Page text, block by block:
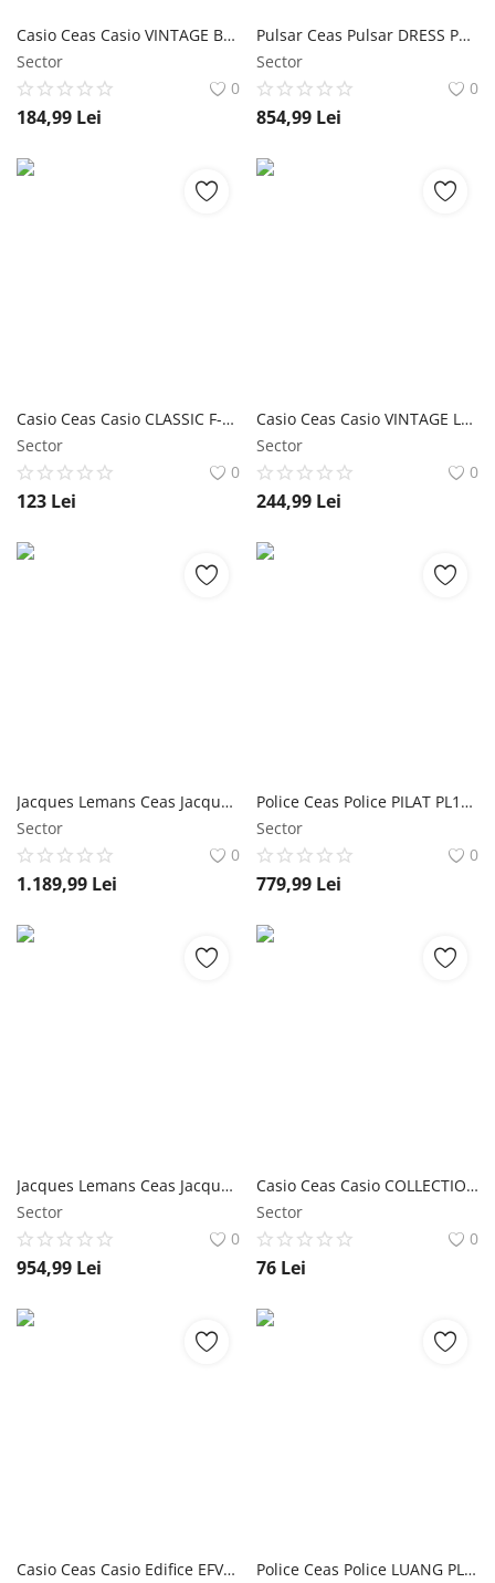
Casio Ceas Casio VINTAGE B640WD-1A
Sector
0
184,99 Lei
Pulsar Ceas Pulsar DRESS PH8168X1
Sector
0
854,99 Lei
Casio Ceas Casio CLASSIC F-105W-1A
Sector
0
123 Lei
Casio Ceas Casio VINTAGE LA670WEM-7
Sector
0
244,99 Lei
Jacques Lemans Ceas Jacques Lemans LA PASSION 1-2085C
Sector
0
1.189,99 Lei
Police Ceas Police PILAT PL16037BSR.32M
Sector
0
779,99 Lei
Jacques Lemans Ceas Jacques Lemans LA PASSION 1-2085A
Sector
0
954,99 Lei
Casio Ceas Casio COLLECTION MQ-24-7B3
Sector
0
76 Lei
Casio Ceas Casio Edifice EFV-550GY-8A
Police Ceas Police LUANG PL15995JSBLU.03P Chronograf